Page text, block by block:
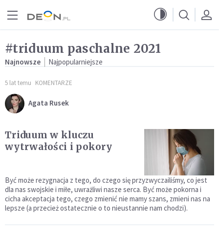
#triduum paschalne 2021
Najnowsze Najpopularniejsze
5 lat temu KOMENTARZE
Agata Rusek
Triduum w kluczu
wytrwałości i pokory
Być może rezygnacja z tego, do czego się przyzwyczailiśmy, co jest
dla nas swojskie i miłe, uwrażliwi nasze serca. Być może pokorna i
cicha akceptacja tego, czego zmienić nie mamy szans, zmieni nas na
lepsze (a przecież ostatecznie o to nieustannie nam chodzi).